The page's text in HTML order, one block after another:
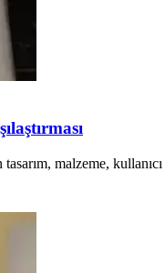
malzeme,